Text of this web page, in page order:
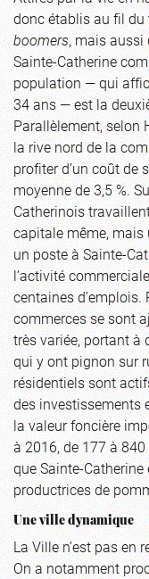
donc établis au fil
boomers, mais aussi
Sainte-Catherine
population — qui
34 ans — est la
Parallèlement, selon
la rive nord de la
profiter d’un coût de
moyenne de 3,5 %.
Catherinois
capitale même,
un poste à Sainte-
l’activité
centaines d’emplois.
commerces se sont
très variée, portant à
qui y ont pignon sur
résidentiels sont
des investissements
la valeur foncière
à 2016, de 177 à
que Sainte-
productrices de
Une ville dynamique
La Ville n’est pas en
On a notamment